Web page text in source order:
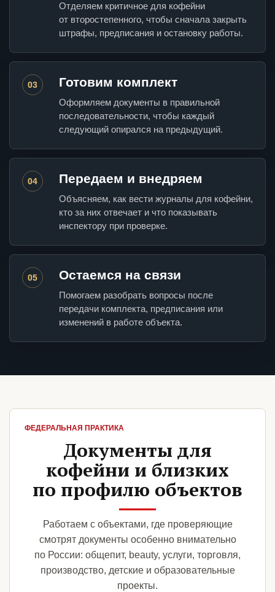
Отделяем критичное для кофейни
от второстепенного, чтобы сначала закрыть
штрафы, предписания и остановку работы.
03 Готовим комплект
Оформляем документы в правильной
последовательности, чтобы каждый
следующий опирался на предыдущий.
04 Передаем и внедряем
Объясняем, как вести журналы для кофейни,
кто за них отвечает и что показывать
инспектору при проверке.
05 Остаемся на связи
Помогаем разобрать вопросы после
передачи комплекта, предписания или
изменений в работе объекта.
ФЕДЕРАЛЬНАЯ ПРАКТИКА
Документы для
кофейни и близких
по профилю объектов
Работаем с объектами, где проверяющие
смотрят документы особенно внимательно
по России: общепит, beauty, услуги, торговля,
производство, детские и образовательные
проекты.